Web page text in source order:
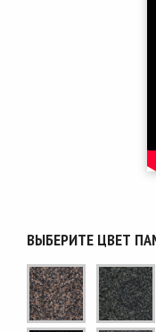
ВЫБЕРИТЕ ЦВЕТ